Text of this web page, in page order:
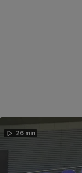
26 min